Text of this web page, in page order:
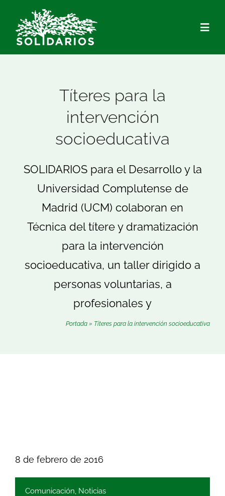
contenido
Qué hacemos
Hazte Socio/a
Voluntariado
Buscar:
Títeres para la
intervención
socioeducativa
SOLIDARIOS para el Desarrollo y la
Universidad Complutense de
Madrid (UCM) colaboran en
Técnica del títere y dramatización
para la intervención
socioeducativa, un taller dirigido a
personas voluntarias, a
profesionales y
Portada » Títeres para la intervención socioeducativa
8 de febrero de 2016
Comunicación, Noticias